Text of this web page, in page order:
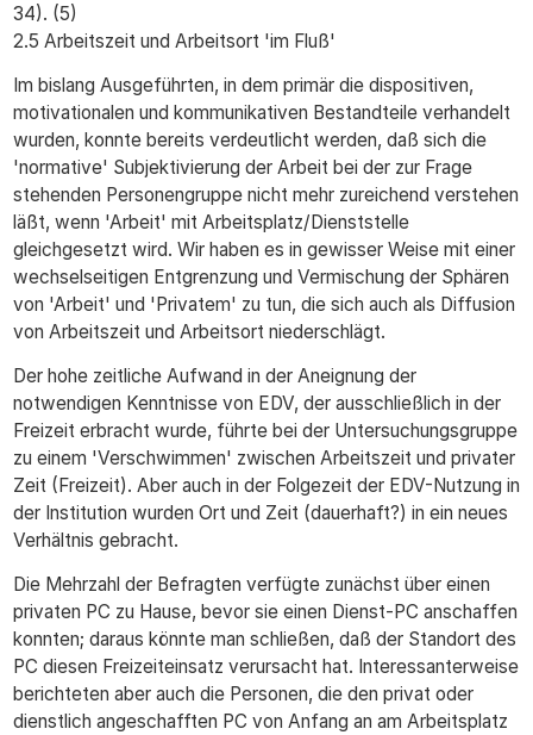
34). (5)
2.5 Arbeitszeit und Arbeitsort 'im Fluß'
Im bislang Ausgeführten, in dem primär die dispositiven,
motivationalen und kommunikativen Bestandteile verhandelt
wurden, konnte bereits verdeutlicht werden, daß sich die
'normative' Subjektivierung der Arbeit bei der zur Frage
stehenden Personengruppe nicht mehr zureichend verstehen
läßt, wenn 'Arbeit' mit Arbeitsplatz/Dienststelle
gleichgesetzt wird. Wir haben es in gewisser Weise mit einer
wechselseitigen Entgrenzung und Vermischung der Sphären
von 'Arbeit' und 'Privatem' zu tun, die sich auch als Diffusion
von Arbeitszeit und Arbeitsort niederschlägt.
Der hohe zeitliche Aufwand in der Aneignung der
notwendigen Kenntnisse von EDV, der ausschließlich in der
Freizeit erbracht wurde, führte bei der Untersuchungsgruppe
zu einem 'Verschwimmen' zwischen Arbeitszeit und privater
Zeit (Freizeit). Aber auch in der Folgezeit der EDV-Nutzung in
der Institution wurden Ort und Zeit (dauerhaft?) in ein neues
Verhältnis gebracht.
Die Mehrzahl der Befragten verfügte zunächst über einen
privaten PC zu Hause, bevor sie einen Dienst-PC anschaffen
konnten; daraus könnte man schließen, daß der Standort des
PC diesen Freizeiteinsatz verursacht hat. Interessanterweise
berichteten aber auch die Personen, die den privat oder
dienstlich angeschafften PC von Anfang an am Arbeitsplatz